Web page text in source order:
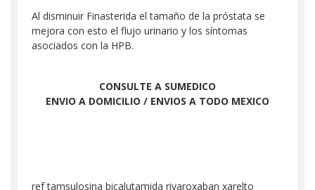
Al disminuir Finasterida el tamaño de la próstata se
mejora con esto el flujo urinario y los síntomas
asociados con la HPB.
CONSULTE A SUMEDICO
ENVIO A DOMICILIO / ENVIOS A TODO MEXICO
ref tamsulosina bicalutamida rivaroxaban xarelto